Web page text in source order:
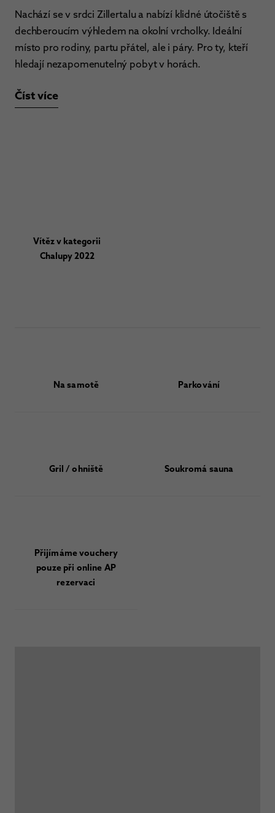
Nachází se v srdci Zillertalu a nabízí klidné útočiště s
dechberoucím výhledem na okolní vrcholky. Ideální
místo pro rodiny, partu přátel, ale i páry. Pro ty, kteří
hledají nezapomenutelný pobyt v horách.
Číst více
Vítěz v kategorii
Chalupy 2022
Na samotě Parkování
Gril / ohniště Soukromá sauna
Přijímáme vouchery
pouze při online AP
rezervaci